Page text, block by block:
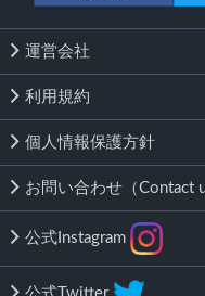
運営会社
利用規約
個人情報保護方針
お問い合わせ（Contact
公式Instagram